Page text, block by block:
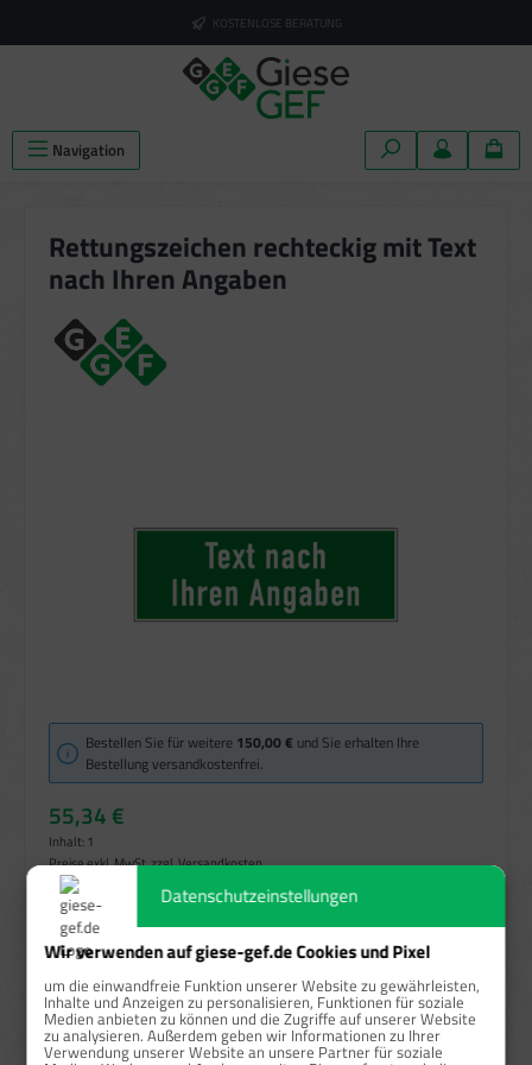
KOSTENLOSE BERATUNG
Navigation
Rettungszeichen rechteckig mit Text
nach Ihren Angaben
Bestellen Sie für weitere 150,00 € und Sie erhalten Ihre
Bestellung versandkostenfrei.
55,34 €
Inhalt:1
Preise exkl. MwSt. zzgl. Versandkosten
Sofort verfügbar, Lieferzeit: 1-3 Tage
Größeauswählen
, 297x148 mm
297x105 mm 297x105mm(Diese Option ist zurzeit nicht
297x148 mm(Diese Option ist zurzeit nicht verfügbar.)
297x148mm(Diese Option ist zurzeit nicht verfügbar.)
400x200 mm
400x200mm
Datenschutzeinstellungen
Wir verwenden auf giese-gef.de Cookies und Pixel
um die einwandfreie Funktion unserer Website zu gewährleisten,
Inhalte und Anzeigen zu personalisieren, Funktionen für soziale
Medien anbieten zu können und die Zugriffe auf unserer Website
zu analysieren. Außerdem geben wir Informationen zu Ihrer
Verwendung unserer Website an unsere Partner für soziale